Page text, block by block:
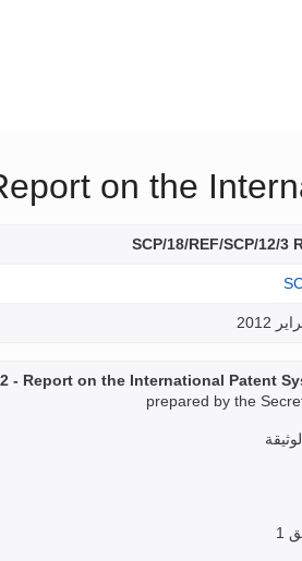
on the
SCP/18/REF/SCP/12/3
- Report on the International Patent
prepared by the
1